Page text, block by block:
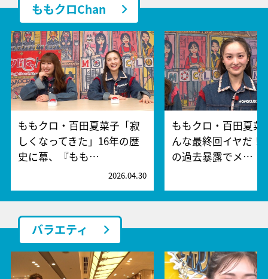
ももクロChan
ももクロ・百田夏菜子「寂
しくなってきた」16年の歴
史に幕、『もも…
2026.04.30
ももクロ・百田夏菜
んな最終回イヤだ！
の過去暴露でメ…
バラエティ